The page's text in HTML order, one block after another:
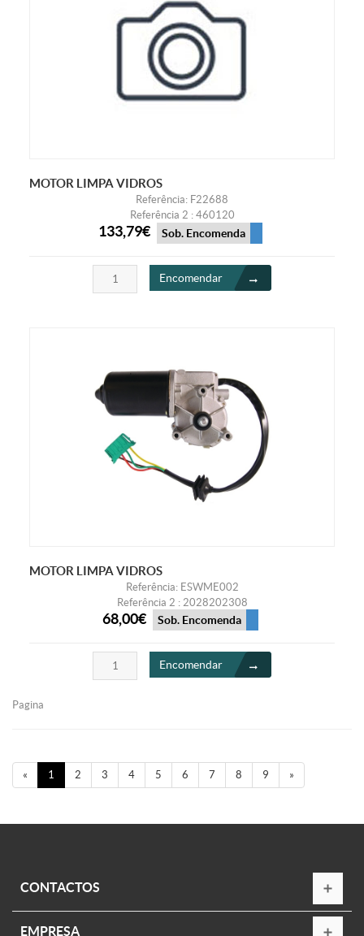
MOTOR LIMPA VIDROS
Referência: F22688
Referência 2 : 460120
133,79€ Sob. Encomenda
Encomendar
MOTOR LIMPA VIDROS
Referência: ESWME002
Referência 2 : 2028202308
68,00€ Sob. Encomenda
Encomendar
Pagina
« 1 2 3 4 5 6 7 8 9 »
CONTACTOS
EMPRESA